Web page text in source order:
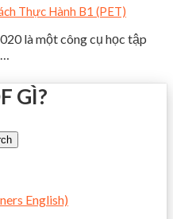
Thực Hành B1 (PET)
là một công cụ học tập
GÌ?
English)